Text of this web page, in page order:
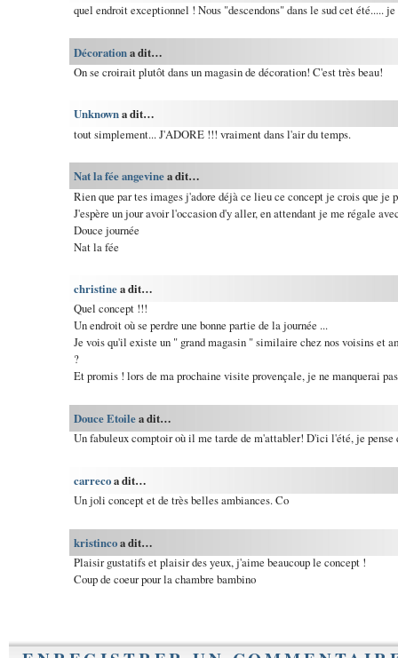
quel endroit exceptionnel ! Nous "descendons" dans le sud cet été.....
Décorationa dit…
On se croirait plutôt dans un magasin de décoration! C'est très beau!
Unknowna dit…
tout simplement... J'ADORE !!! vraiment dans l'air du temps.
Nat la fée angevinea dit…
Rien que par tes images j'adore déjà ce lieu ce concept je crois que je
J'espère un jour avoir l'occasion d'y aller, en attendant je me régale
Douce journée
Nat la fée
christinea dit…
Quel concept !!!
Un endroit où se perdre une bonne partie de la journée ...
Je vois qu'il existe un " grand magasin " similaire chez nos voisins et
?
Et promis ! lors de ma prochaine visite provençale, je ne manquerai
Douce Etoilea dit…
Un fabuleux comptoir où il me tarde de m'attabler! D'ici l'été, je pense
carrecoa dit…
Un joli concept et de très belles ambiances. Co
kristincoa dit…
Plaisir gustatifs et plaisir des yeux, j'aime beaucoup le concept !
Coup de coeur pour la chambre bambino